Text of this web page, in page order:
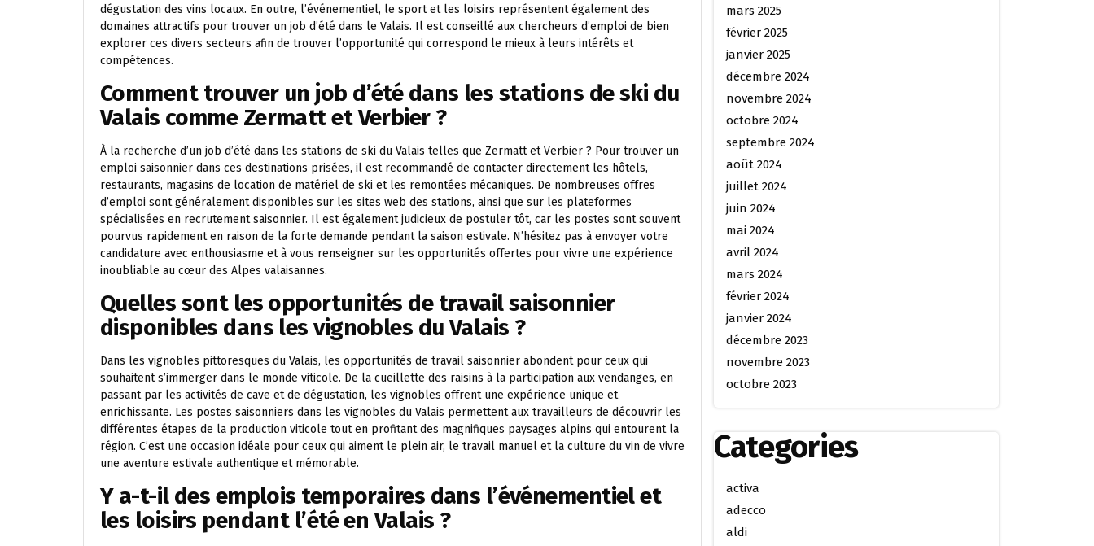
dégustation des vins locaux. En outre, l’événementiel, le sport et les loisirs représentent également des
domaines attractifs pour trouver un job d’été dans le Valais. Il est conseillé aux chercheurs d’emploi de bien
explorer ces divers secteurs afin de trouver l’opportunité qui correspond le mieux à leurs intérêts et
compétences.
Comment trouver un job d’été dans les stations de ski du
Valais comme Zermatt et Verbier ?
À la recherche d’un job d’été dans les stations de ski du Valais telles que Zermatt et Verbier ? Pour trouver un
emploi saisonnier dans ces destinations prisées, il est recommandé de contacter directement les hôtels,
restaurants, magasins de location de matériel de ski et les remontées mécaniques. De nombreuses offres
d’emploi sont généralement disponibles sur les sites web des stations, ainsi que sur les plateformes
spécialisées en recrutement saisonnier. Il est également judicieux de postuler tôt, car les postes sont souvent
pourvus rapidement en raison de la forte demande pendant la saison estivale. N’hésitez pas à envoyer votre
candidature avec enthousiasme et à vous renseigner sur les opportunités offertes pour vivre une expérience
inoubliable au cœur des Alpes valaisannes.
Quelles sont les opportunités de travail saisonnier
disponibles dans les vignobles du Valais ?
Dans les vignobles pittoresques du Valais, les opportunités de travail saisonnier abondent pour ceux qui
souhaitent s’immerger dans le monde viticole. De la cueillette des raisins à la participation aux vendanges, en
passant par les activités de cave et de dégustation, les vignobles offrent une expérience unique et
enrichissante. Les postes saisonniers dans les vignobles du Valais permettent aux travailleurs de découvrir les
différentes étapes de la production viticole tout en profitant des magnifiques paysages alpins qui entourent la
région. C’est une occasion idéale pour ceux qui aiment le plein air, le travail manuel et la culture du vin de vivre
une aventure estivale authentique et mémorable.
Y a-t-il des emplois temporaires dans l’événementiel et
les loisirs pendant l’été en Valais ?
mars 2025
février 2025
janvier 2025
décembre 2024
novembre 2024
octobre 2024
septembre 2024
août 2024
juillet 2024
juin 2024
mai 2024
avril 2024
mars 2024
février 2024
janvier 2024
décembre 2023
novembre 2023
octobre 2023
Categories
activa
adecco
aldi